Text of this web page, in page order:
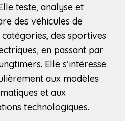
teste, analyse et
des véhicules de
des sportives
en passant par
Elle s’intéresse
aux modèles
et aux
technologiques.